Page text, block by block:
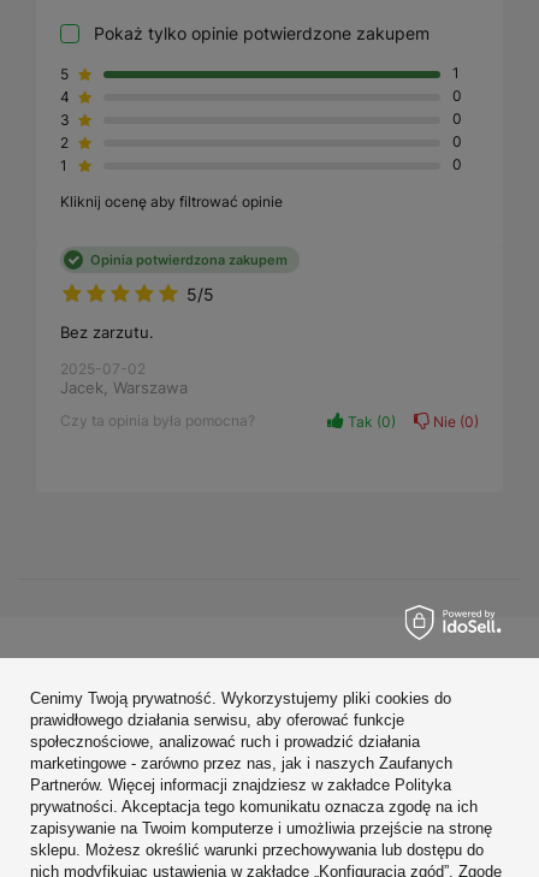
Pokaż tylko opinie potwierdzone zakupem
5
1
4
0
3
0
2
0
1
0
Kliknij ocenę aby filtrować opinie
5/5
Opinia potwierdzona zakupem
Bez zarzutu.
2025-07-02
Jacek, Warszawa
Czy ta opinia była pomocna? Tak 0 Nie 0
Konto
Regulaminy
Zobacz również
W sklepie prezentujemy ceny brutto (z VAT).
Cenimy Twoją prywatność. Wykorzystujemy pliki cookies do
prawidłowego działania serwisu, aby oferować funkcje
społecznościowe, analizować ruch i prowadzić działania
marketingowe - zarówno przez nas, jak i naszych Zaufanych
Partnerów. Więcej informacji znajdziesz w zakładce Polityka
prywatności. Akceptacja tego komunikatu oznacza zgodę na ich
zapisywanie na Twoim komputerze i umożliwia przejście na stronę
sklepu. Możesz określić warunki przechowywania lub dostępu do
nich modyfikując ustawienia w zakładce „Konfiguracja zgód”. Zgodę